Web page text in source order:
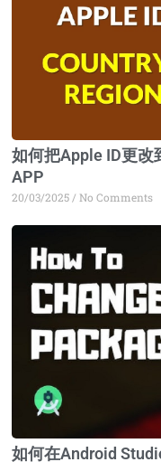
如何把Apple ID更
APP
20/03/2025 No Comments
如何在Android